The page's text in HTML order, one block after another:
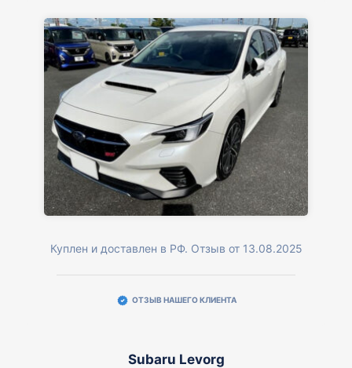
Куплен и доставлен в РФ. Отзыв от 13.08.2025
ОТЗЫВ НАШЕГО КЛИЕНТА
Subaru Levorg